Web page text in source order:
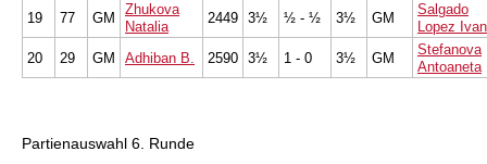
19 77 GM
Zhukova
Natalia
2449 3½ ½ - ½ 3½ GM
Salgado
Lopez Ivan
20
29 GM Adhiban B. 2590 3½ 1 - 0 3½ GM
Stefanova
Antoaneta
Partienauswahl 6. Runde